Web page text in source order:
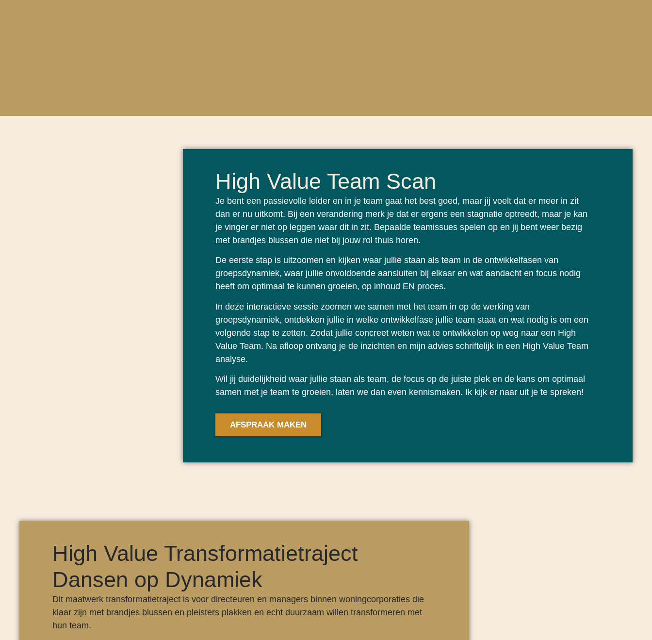
High Value Team Scan
Je bent een passievolle leider en in je team gaat het best goed, maar jij voelt dat er meer in zit
dan er nu uitkomt. Bij een verandering merk je dat er ergens een stagnatie optreedt, maar je kan
je vinger er niet op leggen waar dit in zit. Bepaalde teamissues spelen op en jij bent weer bezig
met brandjes blussen die niet bij jouw rol thuis horen.
De eerste stap is uitzoomen en kijken waar jullie staan als team in de ontwikkelfasen van
groepsdynamiek, waar jullie onvoldoende aansluiten bij elkaar en wat aandacht en focus nodig
heeft om optimaal te kunnen groeien, op inhoud EN proces.
In deze interactieve sessie zoomen we samen met het team in op de werking van
groepsdynamiek, ontdekken jullie in welke ontwikkelfase jullie team staat en wat nodig is om een
volgende stap te zetten. Zodat jullie concreet weten wat te ontwikkelen op weg naar een High
Value Team. Na afloop ontvang je de inzichten en mijn advies schriftelijk in een High Value Team
analyse.
Wil jij duidelijkheid waar jullie staan als team, de focus op de juiste plek en de kans om optimaal
samen met je team te groeien, laten we dan even kennismaken. Ik kijk er naar uit je te spreken!
AFSPRAAK MAKEN
High Value Transformatietraject
Dansen op Dynamiek
Dit maatwerk transformatietraject is voor directeuren en managers binnen woningcorporaties die
klaar zijn met brandjes blussen en pleisters plakken en echt duurzaam willen transformeren met
hun team.